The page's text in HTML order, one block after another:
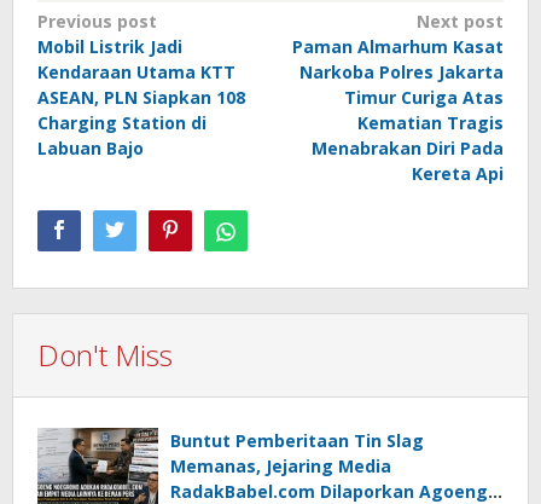
Post
navigation
Previous post
Mobil Listrik Jadi
Kendaraan Utama KTT
ASEAN, PLN Siapkan 108
Charging Station di
Labuan Bajo
Next post
Paman Almarhum Kasat
Narkoba Polres Jakarta
Timur Curiga Atas
Kematian Tragis
Menabrakan Diri Pada
Kereta Api
Don't Miss
Buntut Pemberitaan Tin Slag
Memanas, Jejaring Media
RadakBabel.com Dilaporkan Agoeng